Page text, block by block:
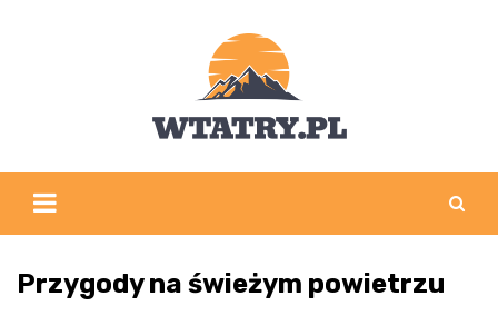
Przygody na świeżym powietrzu